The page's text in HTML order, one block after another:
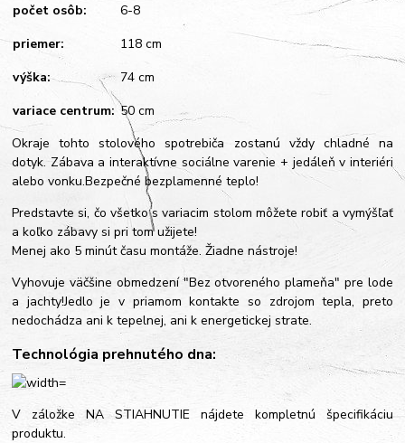
počet osôb:
6-8
priemer:
118 cm
výška:
74 cm
variace centrum: 50 cm
Okraje tohto stolového spotrebiča zostanú vždy chladné na
dotyk. Zábava a interaktívne sociálne varenie + jedáleň v interiéri
alebo vonku.Bezpečné bezplamenné teplo!
Predstavte si, čo všetko s variacim stolom môžete robiť a vymýšľať
a koľko zábavy si pri tom užijete!
Menej ako 5 minút času montáže. Žiadne nástroje!
Vyhovuje väčšine obmedzení "Bez otvoreného plameňa" pre lode
a jachty!Jedlo je v priamom kontakte so zdrojom tepla, preto
nedochádza ani k tepelnej, ani k energetickej strate.
Technológia prehnutého dna:
V záložke NA STIAHNUTIE nájdete kompletnú špecifikáciu
produktu.